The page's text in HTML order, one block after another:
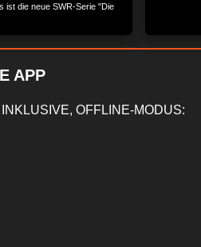
ist die neue SWR-Serie "Die
APP
OFFLINE-MODUS: